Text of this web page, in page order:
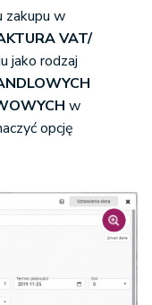
zakupu w
VAT/
jako rodzaj
w
opcję